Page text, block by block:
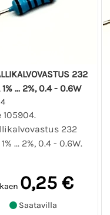
232
... 2%, 0.4 - 0.6W
105904.
232
... 2%, 0.4 - 0.6W.
0,25 €
Saatavilla